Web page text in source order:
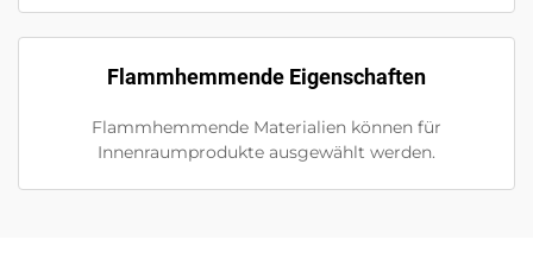
Flammhemmende Eigenschaften
Flammhemmende Materialien können für
Innenraumprodukte ausgewählt werden.